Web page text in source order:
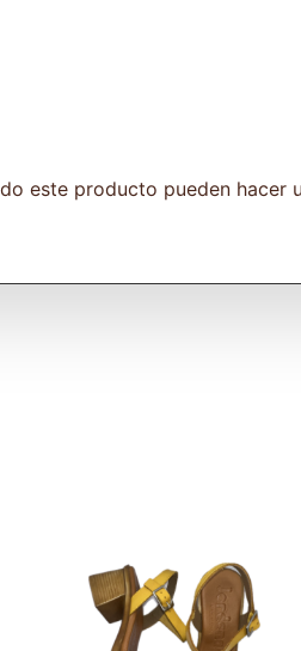
este producto pueden hacer